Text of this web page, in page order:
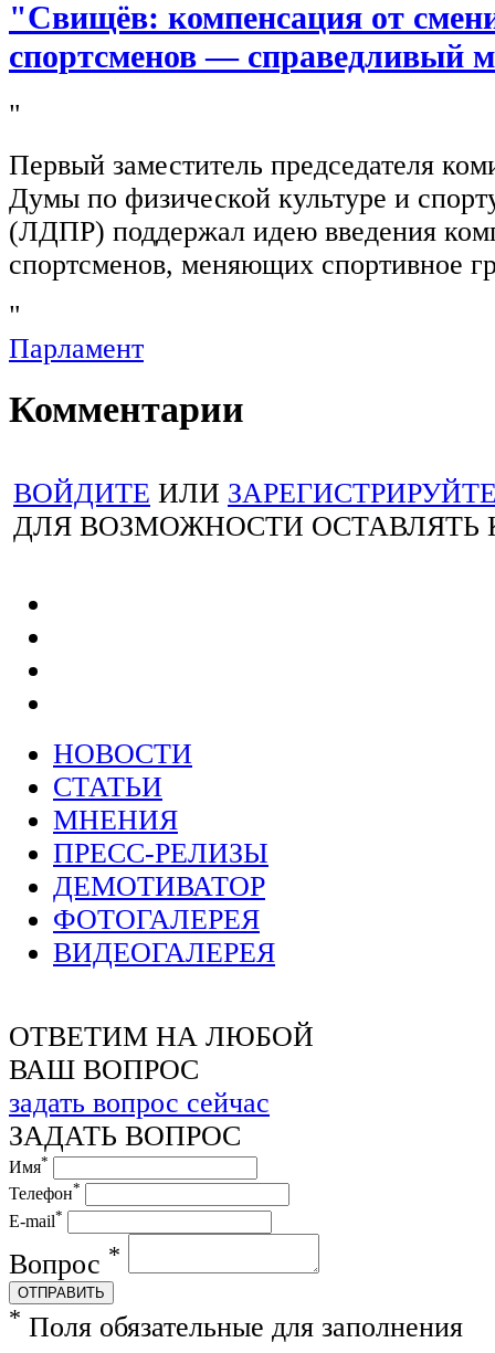
"Свищёв: компенсация от
спортсменов — справедливый
"
Первый заместитель председателя
Думы по физической культуре и
(ЛДПР) поддержал идею введения
спортсменов, меняющих спортивное
"
Парламент
Комментарии
ВОЙДИТЕ ИЛИ
ДЛЯ ВОЗМОЖНОСТИ
НОВОСТИ
СТАТЬИ
МНЕНИЯ
ПРЕСС-РЕЛИЗЫ
ДЕМОТИВАТОР
ФОТОГАЛЕРЕЯ
ВИДЕОГАЛЕРЕЯ
ОТВЕТИМ НА ЛЮБОЙ
ВАШ ВОПРОС
задать вопрос сейчас
ЗАДАТЬ ВОПРОС
Имя*
Телефон*
E-mail*
Вопрос *
ОТПРАВИТЬ
* Поля обязательные для заполнения